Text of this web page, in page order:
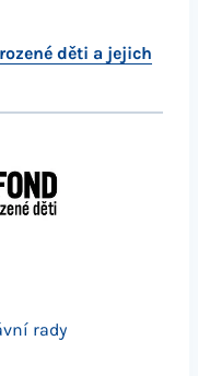
děti a jejich
rady